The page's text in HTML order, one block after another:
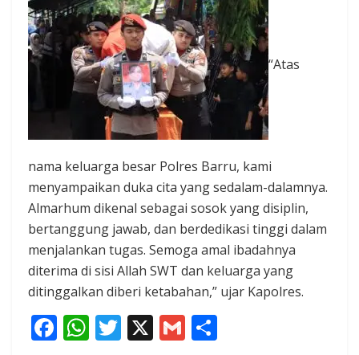
“Atas
nama keluarga besar Polres Barru, kami
menyampaikan duka cita yang sedalam-dalamnya.
Almarhum dikenal sebagai sosok yang disiplin,
bertanggung jawab, dan berdedikasi tinggi dalam
menjalankan tugas. Semoga amal ibadahnya
diterima di sisi Allah SWT dan keluarga yang
ditinggalkan diberi ketabahan,” ujar Kapolres.
F W T X G